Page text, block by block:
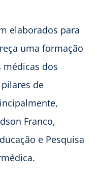
elaborados para
uma formação
dos
de
Franco,
e Pesquisa